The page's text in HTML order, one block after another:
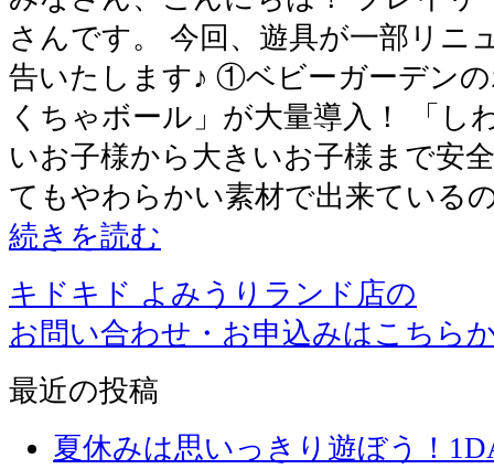
さんです。 今回、遊具が一部リニ
告いたします♪ ①ベビーガーデン
くちゃボール」が大量導入！ 「し
いお子様から大きいお子様まで安
てもやわらかい素材で出来ている
続きを読む
キドキド よみうりランド店の
お問い合わせ・お申込みはこちら
最近の投稿
夏休みは思いっきり遊ぼう！